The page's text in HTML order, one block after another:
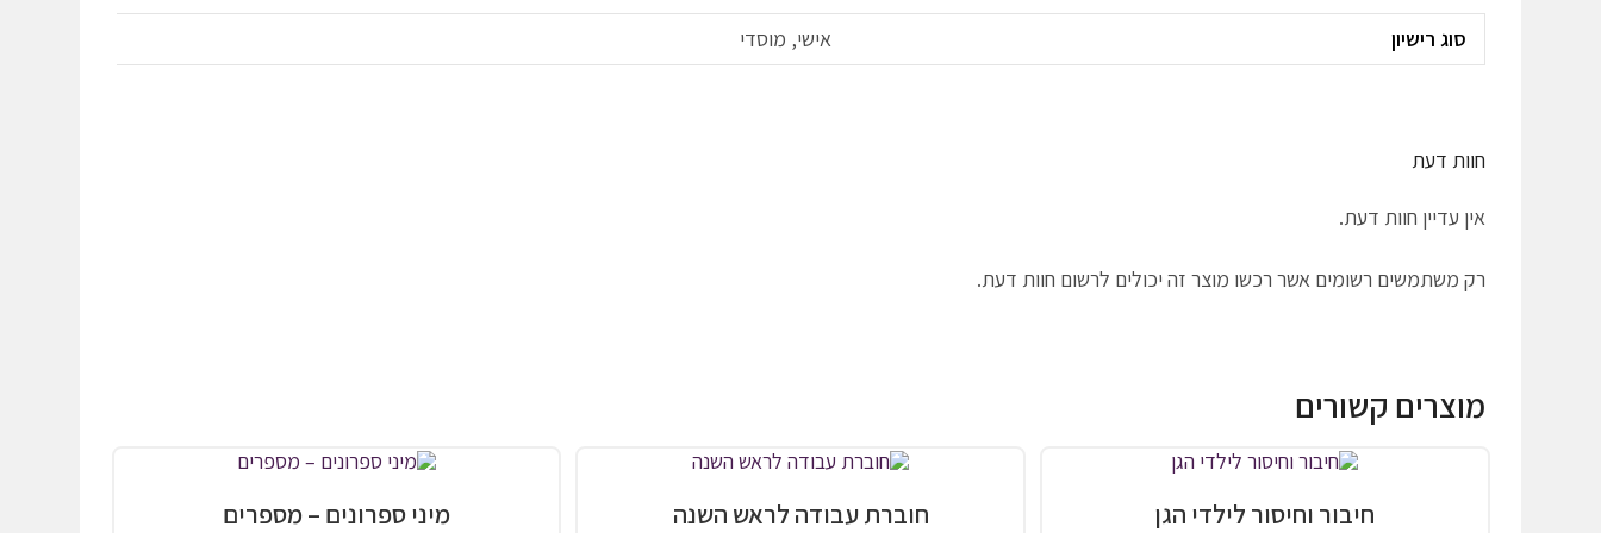
סוג רישיון אישי, מוסדי
חוות דעת
אין עדיין חוות דעת.
רק משתמשים רשומים אשר רכשו מוצר זה יכולים לרשום חוות דעת.
מוצרים קשורים
חיבור וחיסור לילדי הגן חוברת עבודה לראש השנה מיני ספרונים – מספרים